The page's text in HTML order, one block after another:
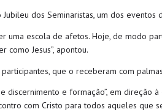
dos Seminaristas, um dos eventos
uma escola de afetos. Hoje, de modo
Jesus”, apontou.
que o receberam com
discernimento e formação”, em direção
com Cristo para todos aqueles que